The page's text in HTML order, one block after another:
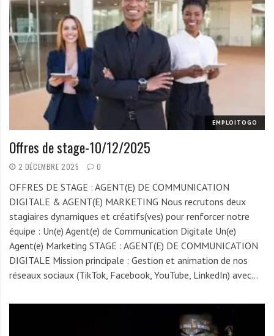
EMPLOITOGO
Offres de stage-10/12/2025
2 DÉCEMBRE 2025 0
OFFRES DE STAGE : AGENT(E) DE COMMUNICATION
DIGITALE & AGENT(E) MARKETING Nous recrutons deux
stagiaires dynamiques et créatifs(ves) pour renforcer notre
équipe : Un(e) Agent(e) de Communication Digitale Un(e)
Agent(e) Marketing STAGE : AGENT(E) DE COMMUNICATION
DIGITALE Mission principale : Gestion et animation de nos
réseaux sociaux (TikTok, Facebook, YouTube, LinkedIn) avec…